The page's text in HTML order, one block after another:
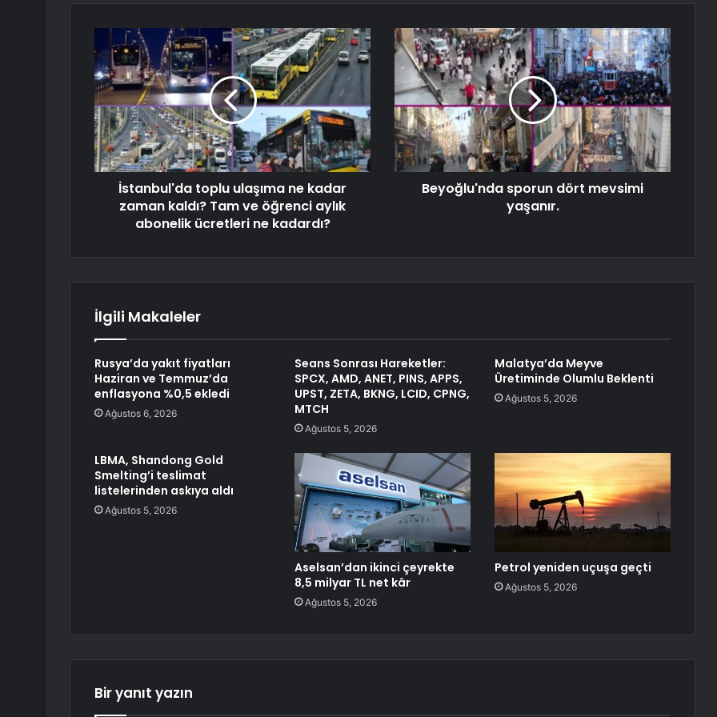
İstanbul'da toplu ulaşıma ne kadar
zaman kaldı? Tam ve öğrenci aylık
abonelik ücretleri ne kadardı?
Beyoğlu'nda sporun dört mevsimi
yaşanır.
İlgili Makaleler
Rusya’da yakıt fiyatları
Haziran ve Temmuz’da
enflasyona %0,5 ekledi
Ağustos 6, 2026
Seans Sonrası Hareketler:
SPCX, AMD, ANET, PINS, APPS,
UPST, ZETA, BKNG, LCID, CPNG,
MTCH
Ağustos 5, 2026
Malatya’da Meyve
Üretiminde Olumlu Beklenti
Ağustos 5, 2026
LBMA, Shandong Gold
Smelting’i teslimat
listelerinden askıya aldı
Ağustos 5, 2026
Aselsan’dan ikinci çeyrekte
8,5 milyar TL net kâr
Ağustos 5, 2026
Petrol yeniden uçuşa geçti
Ağustos 5, 2026
Bir yanıt yazın